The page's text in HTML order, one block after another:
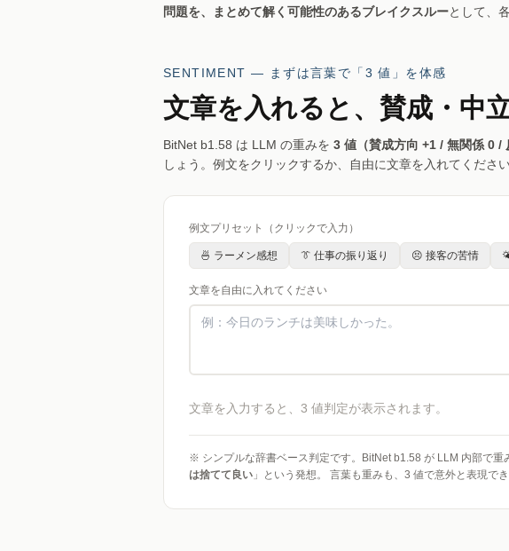
問題を、まとめて解く可能性のあるブレイクスルーとして、
SENTIMENT — まずは言葉で「3 値」を体感
文章を入れると、賛成・中
BitNet b1.58 は LLM の重みを 3 値（賛成方向 +1 / 無関係 0 /
しょう。例文をクリックするか、自由に文章を入れてください
例文プリセット（クリックで入力）
🍜 ラーメン感想 👔 仕事の振り返り 😣 接客の苦情
文章を自由に入れてください
文章を入力すると、3 値判定が表示されます。
※ シンプルな辞書ベース判定です。BitNet b1.58 が LLM 内部で重
は捨てて良い 」という発想。 言葉も重みも、3 値で意外と表現でき